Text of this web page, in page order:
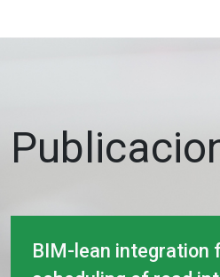
BIM-lean integration